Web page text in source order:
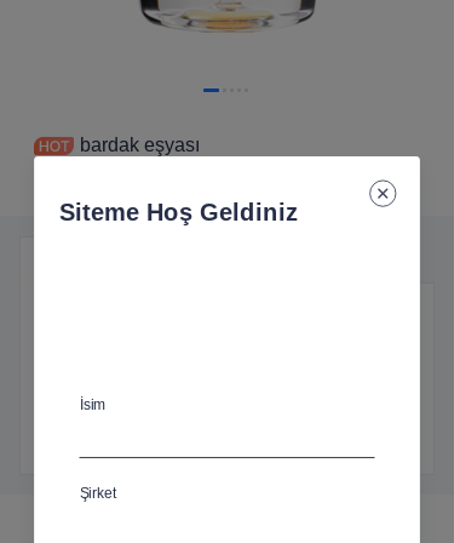
bardak eşyası
D:60-83mm
Siteme Hoş Geldiniz
İsim
Şirket